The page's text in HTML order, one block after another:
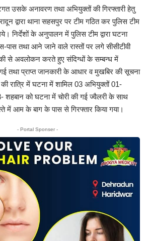
उसके अनावरण तथा अभियुक्तों की गिरफ्तारी हेतु
द्वारा थाना सहसपुर पर टीम गठित कर पुलिस टीम
निर्देशों के अनुपालन में पुलिस टीम द्वारा घटना
तथा आने जाने वाले रास्तों पर लगे सीसीटीवी
से अवलोकन करते हुए संदिग्धों के सम्बन्ध में
तथा प्राप्त जानकारी के आधार व मुखबिर की सूचना
रात्रि में घटना में शामिल 03 अभियुक्तों 01-
को घटना में चोरी की गई ज्वैलरी के साथ
में आम के बाग के पास से गिरफ्तार किया गया।
- Portal Sponser -